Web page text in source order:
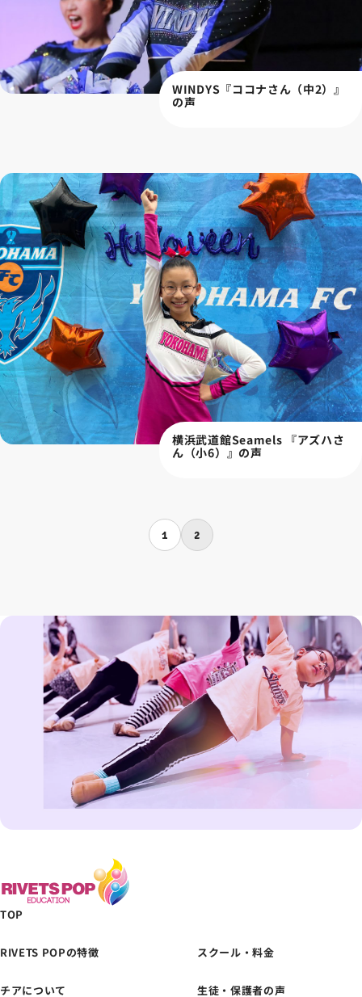
WINDYS『ココナさん（中2）』
の声
横浜武道館Seamels 『アズハさ
ん（小6）』の声
1 2
TOP
RIVETS POPの特徴 スクール・料金
チアについて 生徒・保護者の声